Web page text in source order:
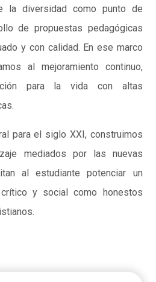
la diversidad como punto de
de propuestas pedagógicas
y con calidad. En ese marco
al mejoramiento continuo,
para la vida con altas
para el siglo XXI, construimos
mediados por las nuevas
al estudiante potenciar un
y social como honestos